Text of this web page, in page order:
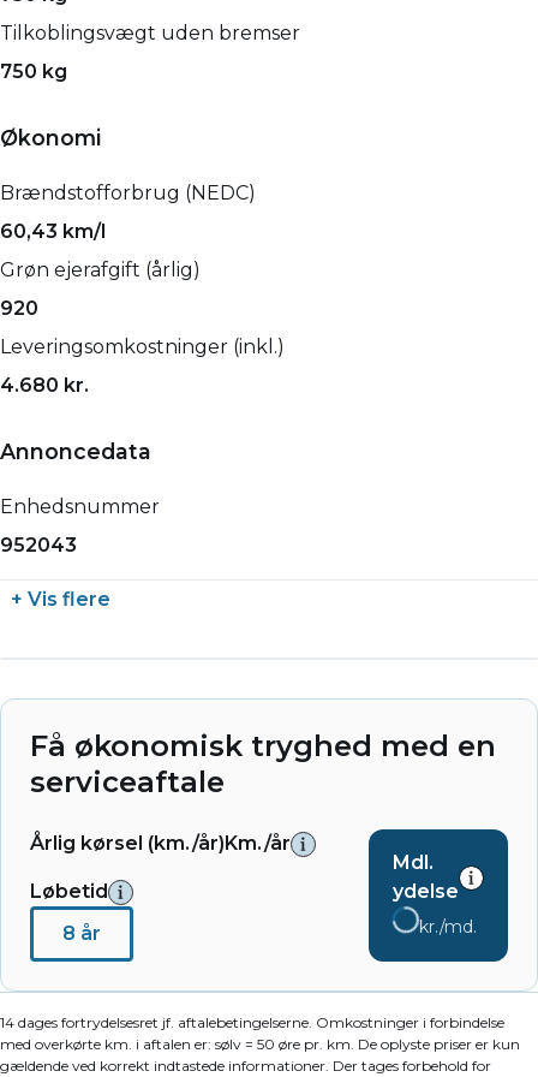
Tilkoblingsvægt uden bremser
750 kg
Økonomi
Brændstofforbrug (NEDC)
60,43 km/l
Grøn ejerafgift (årlig)
920
Leveringsomkostninger (inkl.)
4.680 kr.
Annoncedata
Enhedsnummer
952043
+ Vis flere
Få økonomisk tryghed med en
serviceaftale
Årlig kørsel (km./år)Km./år
Løbetid
8 år
Mdl.
ydelse
kr./md.
14 dages fortrydelsesret jf. aftalebetingelserne. Omkostninger i forbindelse
med overkørte km. i aftalen er: sølv = 50 øre pr. km. De oplyste priser er kun
gældende ved korrekt indtastede informationer. Der tages forbehold for